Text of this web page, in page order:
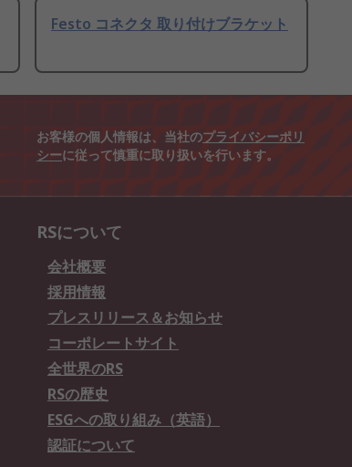
Festo コネクタ 取り付けブラケット
お客様の個人情報は、当社のプライバシーポリ
シーに従って慎重に取り扱いを行います。
RSについて
会社概要
採用情報
プレスリリース＆お知らせ
コーポレートサイト
全世界のRS
RSの歴史
ESGへの取り組み（英語）
認証について